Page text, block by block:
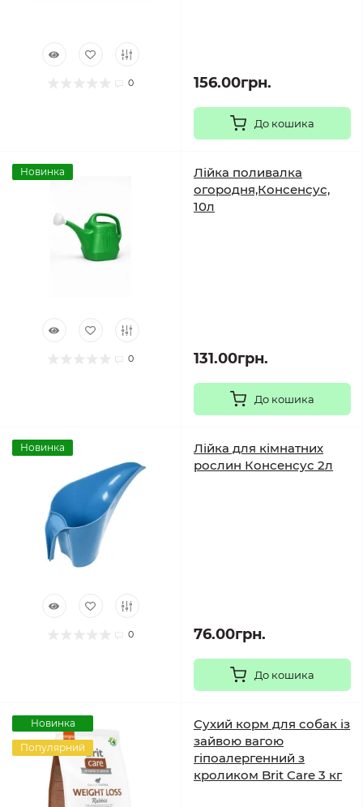
0 156.00грн.
До кошика
Новинка
0
Лійка поливалка
огородня,Консенсус,
10л
131.00грн.
До кошика
Новинка
0
Лійка для кімнатних
рослин Консенсус 2л
76.00грн.
До кошика
Новинка
Популярний
Сухий корм для собак із
зайвою вагою
гіпоалергенний з
кроликом Brit Care 3 кг